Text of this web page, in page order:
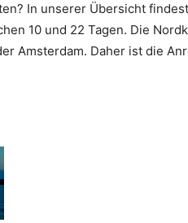
In unserer Übersicht
10 und 22 Tagen. Die
Amsterdam. Daher ist die